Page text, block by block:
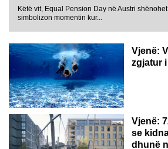
Këtë vit, Equal Pension Day në Austri
simbolizon momentin kur...
Vjenë:
zgjatur
Vjenë:
se
dhunë